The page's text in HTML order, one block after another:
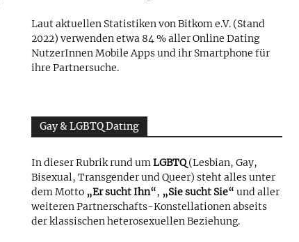
Laut aktuellen Statistiken von Bitkom e.V. (Stand
2022) verwenden etwa 84 % aller Online Dating
NutzerInnen Mobile Apps und ihr Smartphone für
ihre Partnersuche.
Gay & LGBTQ Dating
In dieser Rubrik rund umLGBTQ(Lesbian, Gay,
Bisexual, Transgender und Queer) steht alles unter
dem Motto „Er sucht Ihn“, „Sie sucht Sie“ und aller
weiteren Partnerschafts-Konstellationen abseits
der klassischen heterosexuellen Beziehung.